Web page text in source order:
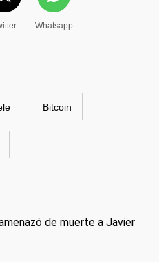
Whatsapp
Bitcoin
de muerte a Javier